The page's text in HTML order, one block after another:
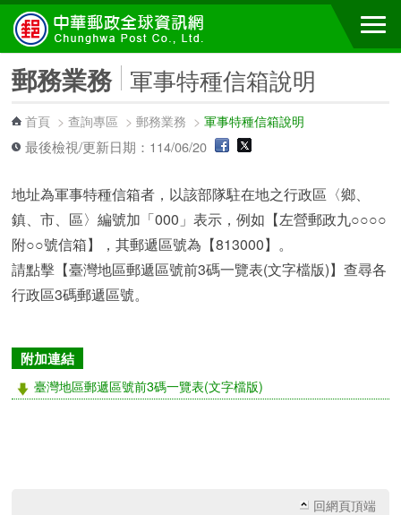
跳到主要內容區塊
郵務業務 軍事特種信箱說明
首頁 >查詢專區 >郵務業務 >軍事特種信箱說明
最後檢視/更新日期：114/06/20
地址為軍事特種信箱者，以該部隊駐在地之行政區〈鄉、
鎮、市、區〉編號加「000」表示，例如【左營郵政九○○○○
附○○號信箱】，其郵遞區號為【813000】。
請點擊【臺灣地區郵遞區號前3碼一覽表(文字檔版)】查尋各
行政區3碼郵遞區號。
附加連結
臺灣地區郵遞區號前3碼一覽表(文字檔版)
回網頁頂端